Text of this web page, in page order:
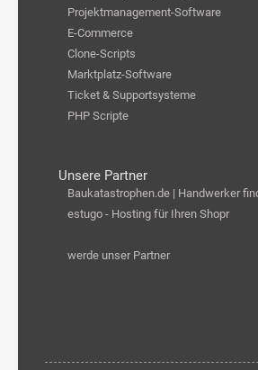
Projektmanagement-Software
E-Commerce
Clone-Scripts
Marktplatz-Software
Ticket & Supportsysteme
PHP Scripte
Unsere Partner
Baukatastrophen.de | Handwerker
estugo - Hosting für Ihren Shopr
werde unser Partner